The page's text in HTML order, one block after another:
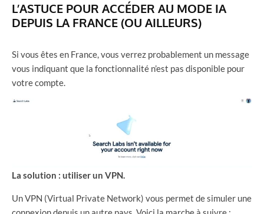
L’ASTUCE POUR ACCÉDER AU MODE IA
DEPUIS LA FRANCE (OU AILLEURS)
Si vous êtes en France, vous verrez probablement un message
vous indiquant que la fonctionnalité n’est pas disponible pour
votre compte.
La solution : utiliser un VPN.
Un VPN (Virtual Private Network) vous permet de simuler une